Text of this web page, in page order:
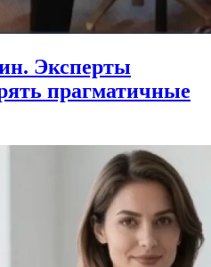
Эксперты
прагматичные